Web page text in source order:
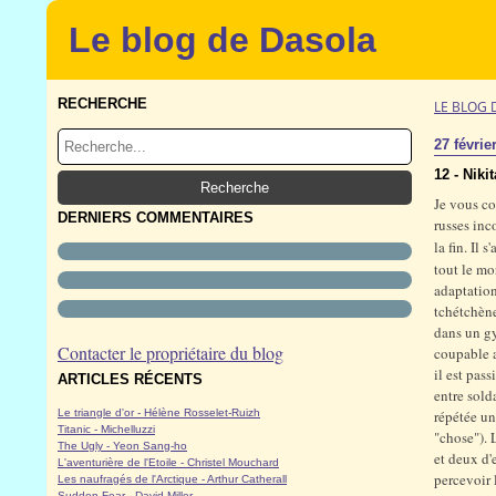
Le blog de Dasola
RECHERCHE
DERNIERS COMMENTAIRES
Contacter le propriétaire du blog
ARTICLES RÉCENTS
Le triangle d'or - Hélène Rosselet-Ruizh
Titanic - Michelluzzi
The Ugly - Yeon Sang-ho
L'aventurière de l'Etoile - Christel Mouchard
Les naufragés de l'Arctique - Arthur Catherall
LE BLOG
27
12 -
Je vous
russes
la fin. Il
tout le
dans un
coupable
il est
entre
répétée
"chose").
et deux
percevoir